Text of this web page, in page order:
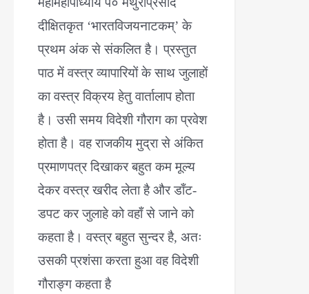
दीक्षितकृत ‘भारतविजयनाटकम्’ के
प्रथम अंक से संकलित है। प्रस्तुत
पाठ में वस्त्र व्यापारियों के साथ जुलाहों
का वस्त्र विक्रय हेतु वार्तालाप होता
है। उसी समय विदेशी गौराग का प्रवेश
होता है। वह राजकीय मुद्रा से अंकित
प्रमाणपत्र दिखाकर बहुत कम मूल्य
देकर वस्त्र खरीद लेता है और डाँट-
डपट कर जुलाहे को वहाँ से जाने को
कहता है। वस्त्र बहुत सुन्दर है, अतः
उसकी प्रशंसा करता हुआ वह विदेशी
गौराङ्ग कहता है